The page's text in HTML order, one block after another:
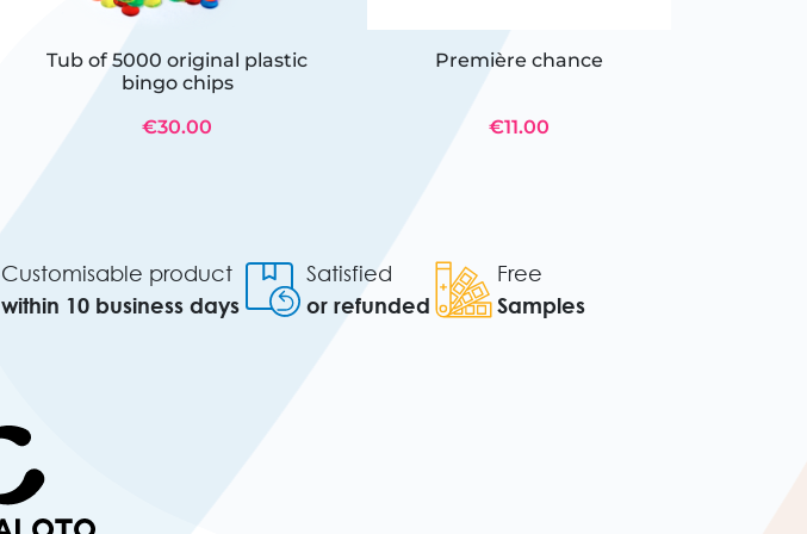
Tub of 5000 original plastic
bingo chips
€30.00
Première chance
€11.00
Customisable product
within 10 business days
Satisfied
or refunded
Free
Samples